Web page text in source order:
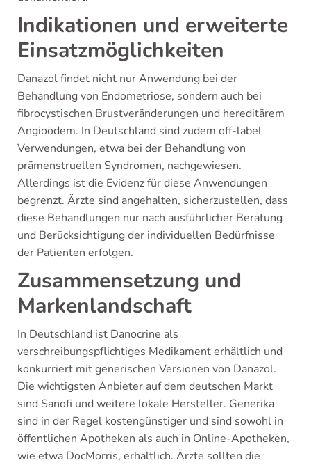
Indikationen und erweiterte
Einsatzmöglichkeiten
Danazol findet nicht nur Anwendung bei der
Behandlung von Endometriose, sondern auch bei
fibrocystischen Brustveränderungen und hereditärem
Angioödem. In Deutschland sind zudem off-label
Verwendungen, etwa bei der Behandlung von
prämenstruellen Syndromen, nachgewiesen.
Allerdings ist die Evidenz für diese Anwendungen
begrenzt. Ärzte sind angehalten, sicherzustellen, dass
diese Behandlungen nur nach ausführlicher Beratung
und Berücksichtigung der individuellen Bedürfnisse
der Patienten erfolgen.
Zusammensetzung und
Markenlandschaft
In Deutschland ist Danocrine als
verschreibungspflichtiges Medikament erhältlich und
konkurriert mit generischen Versionen von Danazol.
Die wichtigsten Anbieter auf dem deutschen Markt
sind Sanofi und weitere lokale Hersteller. Generika
sind in der Regel kostengünstiger und sind sowohl in
öffentlichen Apotheken als auch in Online-Apotheken,
wie etwa DocMorris, erhältlich. Ärzte sollten die